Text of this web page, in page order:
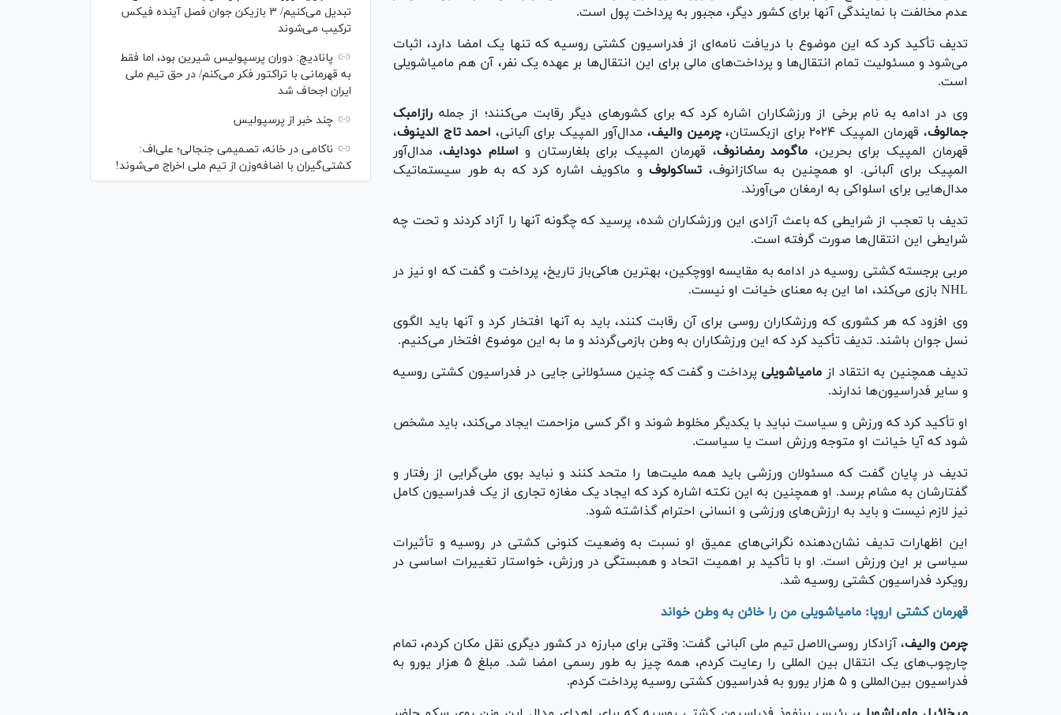
عدم مخالفت با نمایندگی آنها برای کشور دیگر، مجبور به پرداخت پول است.
تدیف تأکید کرد که این موضوع با دریافت نامه‌ای از فدراسیون کشتی روسیه که تنها یک امضا دارد، اثبات
می‌شود و مسئولیت تمام انتقال‌ها و پرداخت‌های مالی برای این انتقال‌ها بر عهده یک نفر، آن هم مامیاشویلی
است.
وی در ادامه به نام برخی از ورزشکاران اشاره کرد که برای کشور‌های دیگر رقابت می‌کنند؛ از جمله رازامبک
جمالوف، قهرمان المپیک ۲۰۲۴ برای ازبکستان، چرمین والیف، مدال‌آور المپیک برای آلبانی، احمد تاج الدینوف،
قهرمان المپیک برای بحرین، ماگومد رمضانوف، قهرمان المپیک برای بلغارستان و اسلام دودایف، مدال‌آور
المپیک برای آلبانی. او همچنین به ساکازانوف، تساکولوف و ماکویف اشاره کرد که به طور سیستماتیک
مدال‌هایی برای اسلواکی به ارمغان می‌آورند.
تدیف با تعجب از شرایطی که باعث آزادی این ورزشکاران شده، پرسید که چگونه آنها را آزاد کردند و تحت چه
شرایطی این انتقال‌ها صورت گرفته است.
مربی برجسته کشتی روسیه در ادامه به مقایسه اووچکین، بهترین هاکی‌باز تاریخ، پرداخت و گفت که او نیز در
NHL بازی می‌کند، اما این به معنای خیانت او نیست.
وی افزود که هر کشوری که ورزشکاران روسی برای آن رقابت کنند، باید به آنها افتخار کرد و آنها باید الگوی
نسل جوان باشند. تدیف تأکید کرد که این ورزشکاران به وطن بازمی‌گردند و ما به این موضوع افتخار می‌کنیم.
تدیف همچنین به انتقاد از مامیاشویلی پرداخت و گفت که چنین مسئولانی جایی در فدراسیون کشتی روسیه
و سایر فدراسیون‌ها ندارند.
او تأکید کرد که ورزش و سیاست نباید با یکدیگر مخلوط شوند و اگر کسی مزاحمت ایجاد می‌کند، باید مشخص
شود که آیا خیانت او متوجه ورزش است یا سیاست.
تدیف در پایان گفت که مسئولان ورزشی باید همه ملیت‌ها را متحد کنند و نباید بوی ملی‌گرایی از رفتار و
گفتارشان به مشام برسد. او همچنین به این نکته اشاره کرد که ایجاد یک مغازه تجاری از یک فدراسیون کامل
نیز لازم نیست و باید به ارزش‌های ورزشی و انسانی احترام گذاشته شود.
این اظهارات تدیف نشان‌دهنده نگرانی‌های عمیق او نسبت به وضعیت کنونی کشتی در روسیه و تأثیرات
سیاسی بر این ورزش است. او با تأکید بر اهمیت اتحاد و همبستگی در ورزش، خواستار تغییرات اساسی در
رویکرد فدراسیون کشتی روسیه شد.
قهرمان کشتی اروپا: مامیاشویلی من را خائن به وطن خواند
چرمن والیف، آزادکار روسی‌الاصل تیم ملی آلبانی گفت: وقتی برای مبارزه در کشور دیگری نقل مکان کردم، تمام
چارچوب‌های یک انتقال بین المللی را رعایت کردم، همه چیز به طور رسمی امضا شد. مبلغ ۵ هزار یورو به
فدراسیون بین‌المللی و ۵ هزار یورو به فدراسیون کشتی روسیه پرداخت کردم.
تبدیل می‌کنیم/ ۳ بازیکن جوان فصل آینده فیکس
ترکیب می‌شوند
پانادیچ: دوران پرسپولیس شیرین بود، اما فقط
به قهرمانی با تراکتور فکر می‌کنم/ در حق تیم ملی
ایران اجحاف شد
چند خبر از پرسپولیس
ناکامی در خانه، تصمیمی جنجالی؛ علی‌اف:
کشتی‌گیران با اضافه‌وزن از تیم ملی اخراج می‌شوند!